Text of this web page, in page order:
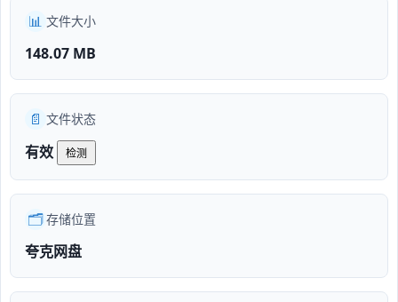
📊 文件大小
148.07 MB
📄 文件状态
有效 检测
🗂️存储位置
夸克网盘